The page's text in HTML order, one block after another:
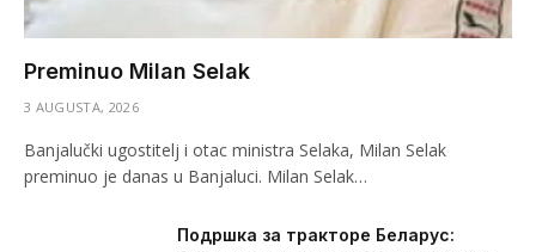
Preminuo Milan Selak
3 AUGUSTA, 2026
Banjalučki ugostitelj i otac ministra Selaka, Milan Selak
preminuo je danas u Banjaluci. Milan Selak…
Подршка за тракторе Беларус: